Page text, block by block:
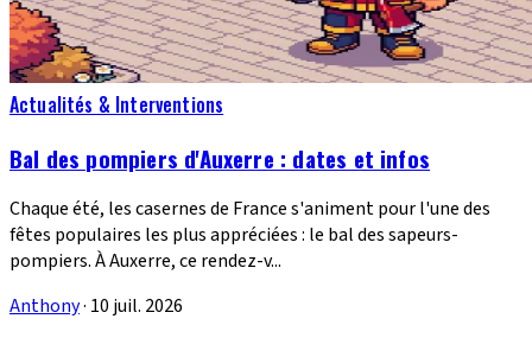
Actualités & Interventions
Bal des pompiers d'Auxerre : dates et infos
Chaque été, les casernes de France s'animent pour l'une des
fêtes populaires les plus appréciées : le bal des sapeurs-
pompiers. À Auxerre, ce rendez-v...
Anthony· 10 juil. 2026